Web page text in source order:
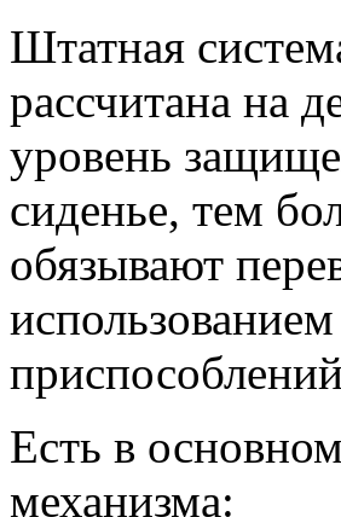
Штатная
рассчитана на
уровень
сиденье, тем
обязывают
Есть в
механизма: